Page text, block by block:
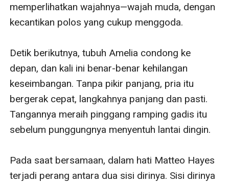
memperlihatkan wajahnya—wajah muda, dengan
kecantikan polos yang cukup menggoda.
Detik berikutnya, tubuh Amelia condong ke
depan, dan kali ini benar-benar kehilangan
keseimbangan. Tanpa pikir panjang, pria itu
bergerak cepat, langkahnya panjang dan pasti.
Tangannya meraih pinggang ramping gadis itu
sebelum punggungnya menyentuh lantai dingin.
Pada saat bersamaan, dalam hati Matteo Hayes
terjadi perang antara dua sisi dirinya. Sisi dirinya